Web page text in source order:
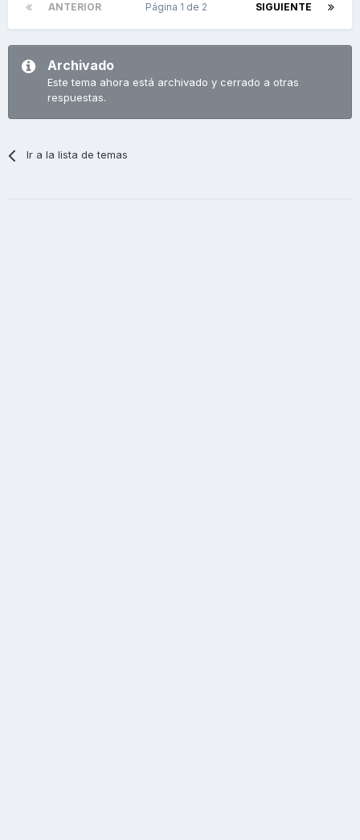
ANTERIOR SIGUIENTE
Página 1 de 2
Archivado
Este tema ahora está archivado y cerrado a otras
respuestas.
Ir a la lista de temas